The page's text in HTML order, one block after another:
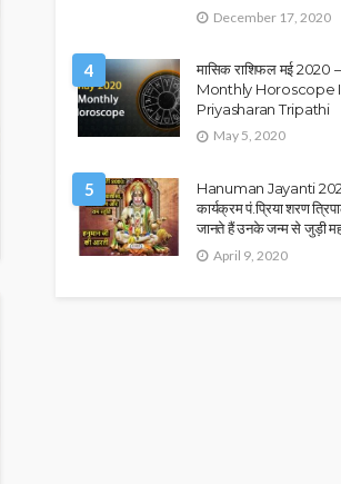
December 17, 2020
4
मासिक राशिफल मई 2020 –
Monthly Horoscope
Priyasharan Tripathi
May 5, 2020
5
Hanuman Jayanti
कार्यक्रम पं.प्रिया शरण
जानते हैं उनके जन्म से जुड़ी
April 9, 2020